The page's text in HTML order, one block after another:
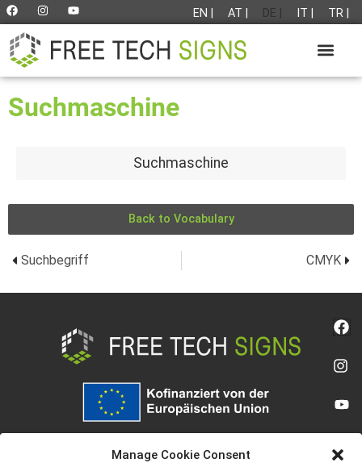
Manage Cookie Consent
EN | AT | DE | IT | TR |
Suchmaschine
Suchmaschine
Back to Vocabulary
Suchbegriff CMYK
Meinungen entsprechen jedoch ausschließlich denen des Autors bzw. der
Autoren und spiegeln nicht zwingend die der Europäischen Union oder der